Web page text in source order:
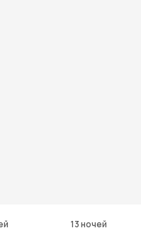
13 ночей